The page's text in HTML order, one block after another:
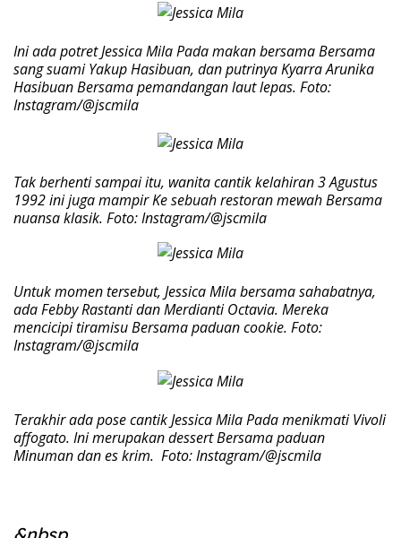
Ini ada potret Jessica Mila Pada makan bersama Bersama
sang suami Yakup Hasibuan, dan putrinya Kyarra Arunika
Hasibuan Bersama pemandangan laut lepas. Foto:
Instagram/@jscmila
Tak berhenti sampai itu, wanita cantik kelahiran 3 Agustus
1992 ini juga mampir Ke sebuah restoran mewah Bersama
nuansa klasik. Foto: Instagram/@jscmila
Untuk momen tersebut, Jessica Mila bersama sahabatnya,
ada Febby Rastanti dan Merdianti Octavia. Mereka
mencicipi tiramisu Bersama paduan cookie. Foto:
Instagram/@jscmila
Terakhir ada pose cantik Jessica Mila Pada menikmati Vivoli
affogato. Ini merupakan dessert Bersama paduan
Minuman dan es krim. Foto: Instagram/@jscmila